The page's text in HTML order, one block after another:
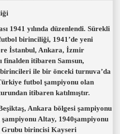
1941 yılında düzenlendi. Sürekli
birinciliği, 1941’de yeni
İstanbul, Ankara, İzmir
finalden itibaren Samsun,
ile bir önceki turnuva’da
futbol şampiyonu olan
itibaren katılmıştır.
Ankara bölgesi şampiyonu
Altay, 1940şampiyonu
Grubu birincisi Kayseri